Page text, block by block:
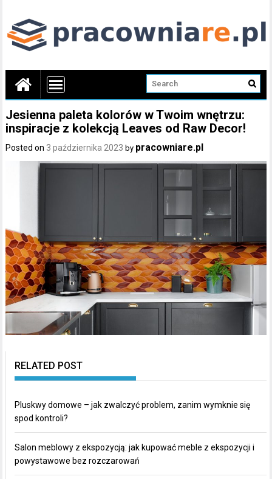
Jesienna paleta kolorów w Twoim wnętrzu:
inspiracje z kolekcją Leaves od Raw Decor!
Posted on 3 października 2023 by pracowniare.pl
RELATED POST
Pluskwy domowe – jak zwalczyć problem, zanim wymknie się
spod kontroli?
Salon meblowy z ekspozycją: jak kupować meble z ekspozycji i
powystawowe bez rozczarowań